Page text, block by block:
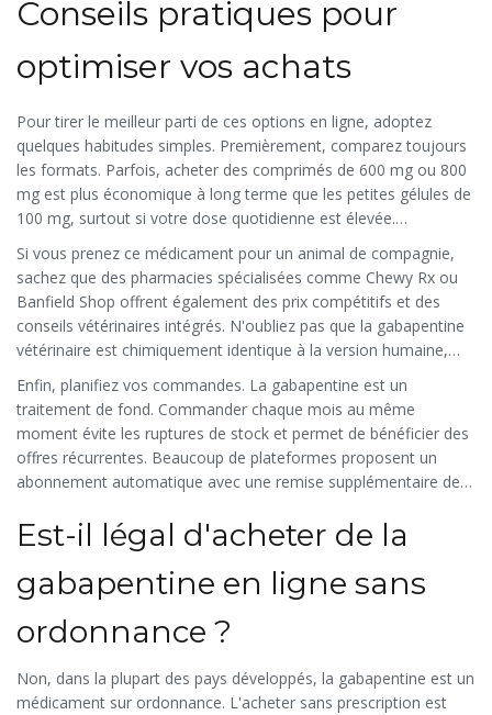
Conseils pratiques pour
optimiser vos achats
Pour tirer le meilleur parti de ces options en ligne, adoptez
quelques habitudes simples. Premièrement, comparez toujours
les formats. Parfois, acheter des comprimés de 600 mg ou 800
mg est plus économique à long terme que les petites gélules de
100 mg, surtout si votre dose quotidienne est élevée.
Deuxièmement, utilisez les programmes de fidélité des grandes
chaînes. Walgreens, par exemple, a un outil "Rx Savings Finder"
qui cumule les remises.
Si vous prenez ce médicament pour un animal de compagnie,
sachez que des pharmacies spécialisées comme Chewy Rx ou
Banfield Shop offrent également des prix compétitifs et des
conseils vétérinaires intégrés. N'oubliez pas que la gabapentine
vétérinaire est chimiquement identique à la version humaine,
mais les dosages peuvent différer.
Enfin, planifiez vos commandes. La gabapentine est un
traitement de fond. Commander chaque mois au même
moment évite les ruptures de stock et permet de bénéficier des
offres récurrentes. Beaucoup de plateformes proposent un
abonnement automatique avec une remise supplémentaire de 5
Est-il légal d'acheter de la
gabapentine en ligne sans
ordonnance ?
Non, dans la plupart des pays développés, la gabapentine est un
médicament sur ordonnance. L'acheter sans prescription est